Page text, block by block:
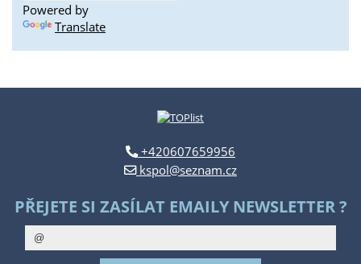
Powered by
Translate
+420607659956
kspol@seznam.cz
PŘEJETE SI ZASÍLAT EMAILY NEWSLETTER ?